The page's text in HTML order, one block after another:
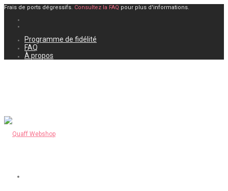
Frais de ports dégressifs. Consultez la FAQ pour plus d'informations.
Programme de fidélité
FAQ
À propos